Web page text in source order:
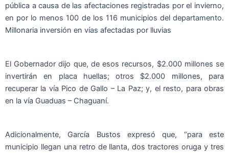
pública a causa de las afectaciones registradas por el invierno,
en por lo menos 100 de los 116 municipios del departamento.
Millonaria inversión en vías afectadas por lluvias
El Gobernador dijo que, de esos recursos, $2.000 millones se
invertirán en placa huellas; otros $2.000 millones, para
recuperar la vía Pico de Gallo – La Paz; y, el resto, para obras
en la vía Guaduas – Chaguaní.
Adicionalmente, García Bustos expresó que, “para este
municipio llegan una retro de llanta, dos tractores oruga y tres